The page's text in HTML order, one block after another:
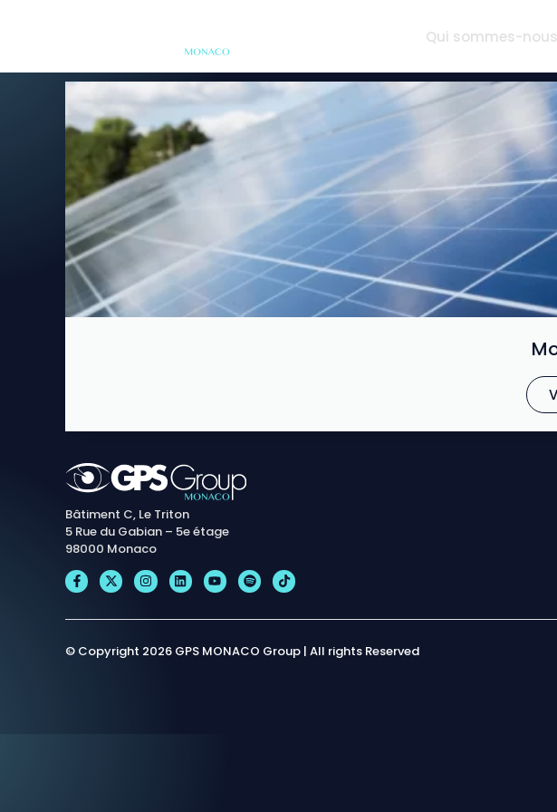
Qui sommes-
Bâtiment C, Le Triton
5 Rue du Gabian – 5e étage
98000 Monaco
© Copyright 2026 GPS MONACO Group | All rights Reserved